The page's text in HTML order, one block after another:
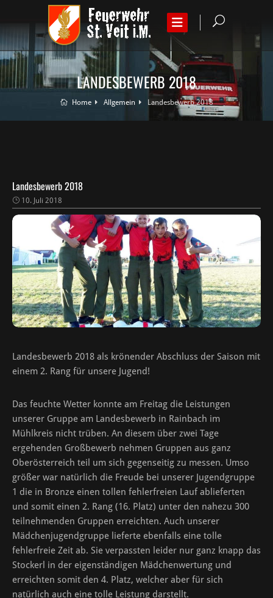
LANDESBEWERB 2018
Home Allgemein Landesbewerb 2018
Landesbewerb 2018
10. Juli 2018
Landesbewerb 2018 als krönender Abschluss der Saison mit
einem 2. Rang für unsere Jugend!
Das feuchte Wetter konnte am Freitag die Leistungen
unserer Gruppe am Landesbewerb in Rainbach im
Mühlkreis nicht trüben. An diesem über zwei Tage
ergehenden Großbewerb nehmen Gruppen aus ganz
Oberösterreich teil um sich gegenseitig zu messen. Umso
größer war natürlich die Freude bei unserer Jugendgruppe
1 die in Bronze einen tollen fehlerfreien Lauf ablieferten
und somit einen 2. Rang (16. Platz) unter den nahezu 300
teilnehmenden Gruppen erreichten. Auch unserer
Mädchenjugendgruppe lieferte ebenfalls eine tolle
fehlerfreie Zeit ab. Sie verpassten leider nur ganz knapp das
Stockerl in der eigenständigen Mädchenwertung und
erreichten somit den 4. Platz, welcher aber für sich
natürlich auch eine tolle Leistung darstellt.